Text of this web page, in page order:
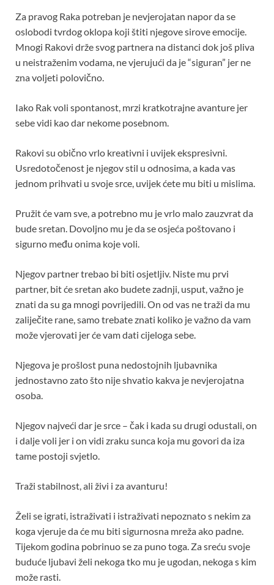
Za pravog Raka potreban je nevjerojatan napor da se
oslobodi tvrdog oklopa koji štiti njegove sirove emocije.
Mnogi Rakovi drže svog partnera na distanci dok još pliva
u neistraženim vodama, ne vjerujući da je “siguran” jer ne
zna voljeti polovično.
Iako Rak voli spontanost, mrzi kratkotrajne avanture jer
sebe vidi kao dar nekome posebnom.
Rakovi su obično vrlo kreativni i uvijek ekspresivni.
Usredotočenost je njegov stil u odnosima, a kada vas
jednom prihvati u svoje srce, uvijek ćete mu biti u mislima.
Pružit će vam sve, a potrebno mu je vrlo malo zauzvrat da
bude sretan. Dovoljno mu je da se osjeća poštovano i
sigurno među onima koje voli.
Njegov partner trebao bi biti osjetljiv. Niste mu prvi
partner, bit će sretan ako budete zadnji, usput, važno je
znati da su ga mnogi povrijedili. On od vas ne traži da mu
zaliječite rane, samo trebate znati koliko je važno da vam
može vjerovati jer će vam dati cijeloga sebe.
Njegova je prošlost puna nedostojnih ljubavnika
jednostavno zato što nije shvatio kakva je nevjerojatna
osoba.
Njegov najveći dar je srce – čak i kada su drugi odustali, on
i dalje voli jer i on vidi zraku sunca koja mu govori da iza
tame postoji svjetlo.
Traži stabilnost, ali živi i za avanturu!
Želi se igrati, istraživati ​​i istraživati ​​nepoznato s nekim za
koga vjeruje da će mu biti sigurnosna mreža ako padne.
Tijekom godina pobrinuo se za puno toga. Za sreću svoje
buduće ljubavi želi nekoga tko mu je ugodan, nekoga s kim
može rasti.